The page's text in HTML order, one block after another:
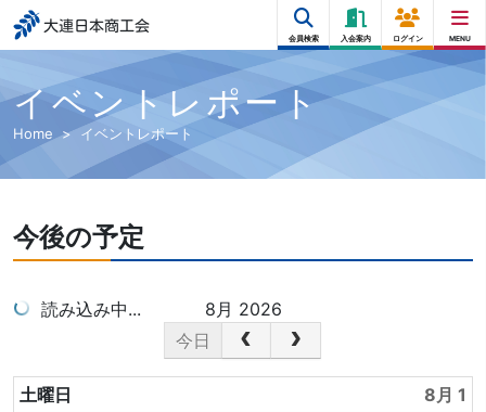
大連日本商工会
会員検索 入会案内 ログイン MENU
イベントレポート
Home イベントレポート
今後の予定
読み込み中...
8月 2026
今日
土曜日
8月 1